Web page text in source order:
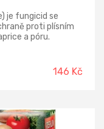
je fungicid se
proti plísním
a póru.
146 Kč